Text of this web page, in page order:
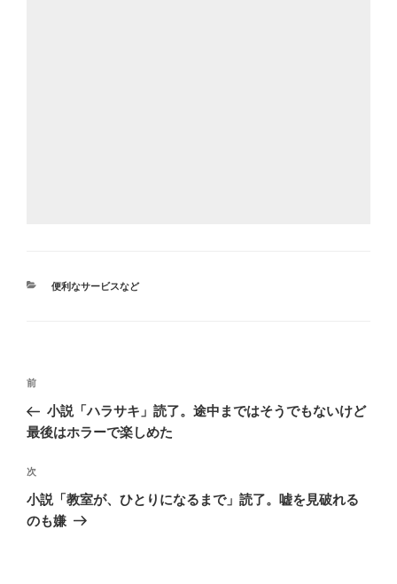
カ
便利なサービスなど
投
ナ
ゲ
ー
シ
前
の
投
前
小説「ハラサキ」読了。途中まではそうでもないけど
最後はホラーで楽しめた
次
の
投
次
小説「教室が、ひとりになるまで」読了。嘘を見破れる
のも嫌